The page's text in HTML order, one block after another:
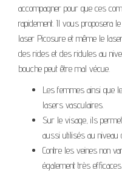
accompagner pour que ces
rapidement. Il vous proposera
laser Picosure et même le
des rides et des ridules au
bouche peut être mal vécue.
Les femmes ainsi que
lasers vasculaires.
Sur le visage, ils
aussi utilisés au
Contre les veines non
également très efficaces.